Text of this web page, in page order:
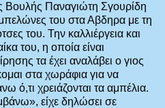
Βουλής Παναγιώτη Σγουρίδη
του στα Αβδηρα με τη
του. Την καλλιέργεια και
του, η οποία είναι
τα έχει αναλάβει ο γιος
στα χωράφια για να
ό,τι χρειάζονται τα αμπέλια.
είχε δηλώσει σε